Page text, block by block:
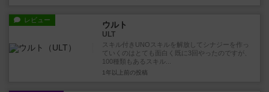
レビュー ウルト
ULT
スキル付きUNOスキルを解放してシナジーを作っ
ていくのはとても面白く既に3回やったのですが、
100種類もあるスキル...
1年以上前 の投稿